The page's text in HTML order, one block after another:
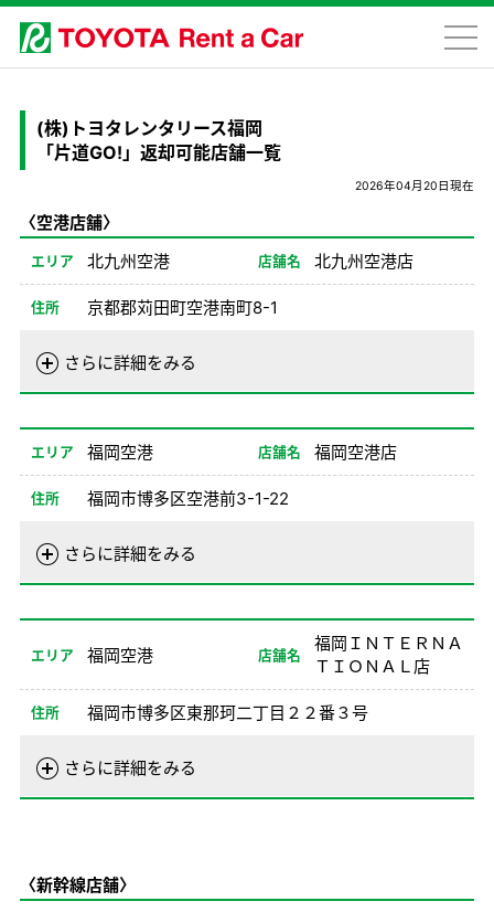
(株)トヨタレンタリース福岡
「片道GO!」返却可能店舗一覧
2026年04月20日現在
〈空港店舗〉
エリア 北九州空港 店舗名 北九州空港店
住所 京都郡苅田町空港南町8-1
さらに詳細をみる
電話番号 093-475-0100
08/26-12/31 08:00-20:00
備考 ※1、2No不可
エリア 福岡空港 店舗名 福岡空港店
住所 福岡市博多区空港前3-1-22
さらに詳細をみる
電話番号 092-621-0100
08/26-12/31 08:00-20:00
備考 ※1No不可
エリア 福岡空港 店舗名
福岡ＩＮＴＥＲＮＡ
ＴＩＯＮＡＬ店
住所 福岡市博多区東那珂二丁目２２番３号
さらに詳細をみる
電話番号 092-778-0100
備考
〈新幹線店舗〉